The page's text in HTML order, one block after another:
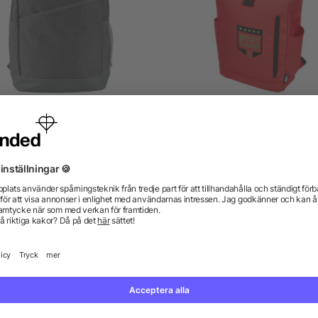
i polycanvas (600D)
från 51,87 kr
5/5 (1)
från 71,23 kr
Vi har svaren.